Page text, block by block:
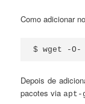
Como adicionar
$ wget -
Depois de
pacotes viaapt-